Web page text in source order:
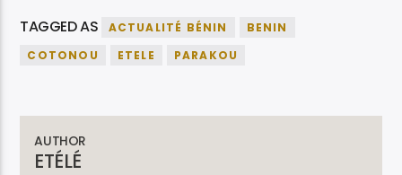
TAGGED AS ACTUALITÉ BÉNIN
BENIN
COTONOU
ETELE PARAKOU
AUTHOR
ETÉLÉ